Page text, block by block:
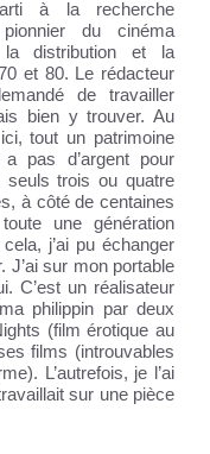
à la recherche
du cinéma
distribution et la
et 80. Le rédacteur
de travailler
bien y trouver. Au
tout un patrimoine
pas d’argent pour
trois ou quatre
à côté de centaines
une génération
j’ai pu échanger
J’ai sur mon portable
C’est un réalisateur
philippin par deux
(film érotique au
films (introuvables
L’autrefois, je l’ai
sur une pièce